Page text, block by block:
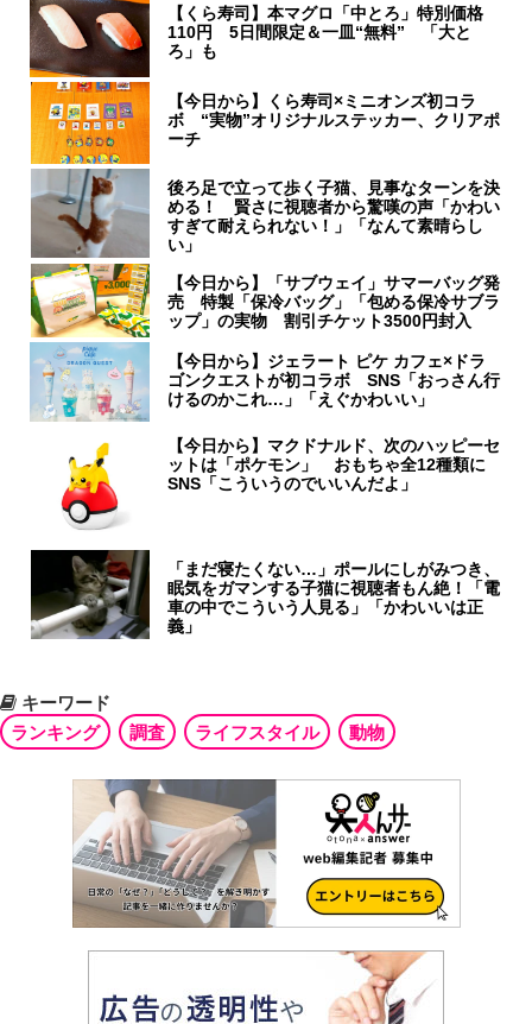
【くら寿司】本マグロ「中とろ」特別価格
110円 5日間限定＆一皿“無料” 「大と
ろ」も
【今日から】くら寿司×ミニオンズ初コラ
ボ “実物”オリジナルステッカー、クリアポ
ーチ
後ろ足で立って歩く子猫、見事なターンを決
める！ 賢さに視聴者から驚嘆の声「かわい
すぎて耐えられない！」「なんて素晴らし
い」
【今日から】「サブウェイ」サマーバッグ発
売 特製「保冷バッグ」「包める保冷サブラ
ップ」の実物 割引チケット3500円封入
【今日から】ジェラート ピケ カフェ×ドラ
ゴンクエストが初コラボ SNS「おっさん行
けるのかこれ…」「えぐかわいい」
【今日から】マクドナルド、次のハッピーセ
ットは「ポケモン」 おもちゃ全12種類に
SNS「こういうのでいいんだよ」
「まだ寝たくない…」ポールにしがみつき、
眠気をガマンする子猫に視聴者もん絶！「電
車の中でこういう人見る」「かわいいは正
義」
キーワード
ランキング
調査 ライフスタイル 動物